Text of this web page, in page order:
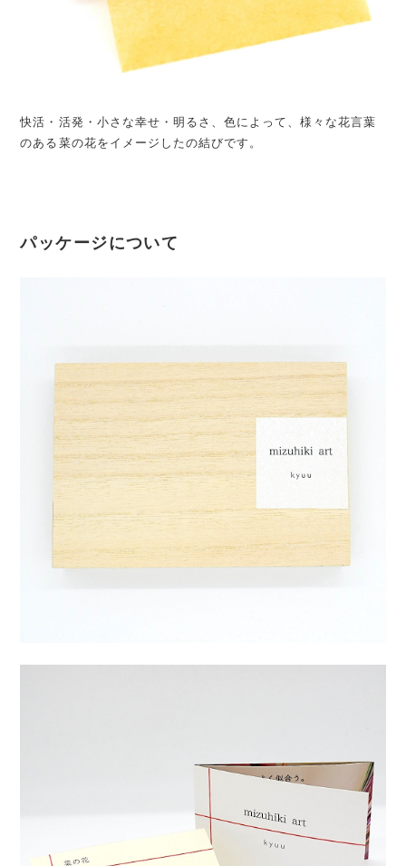
快活・活発・小さな幸せ・明るさ、色によって、様々な花言葉
のある菜の花をイメージしたの結びです。
パッケージについて